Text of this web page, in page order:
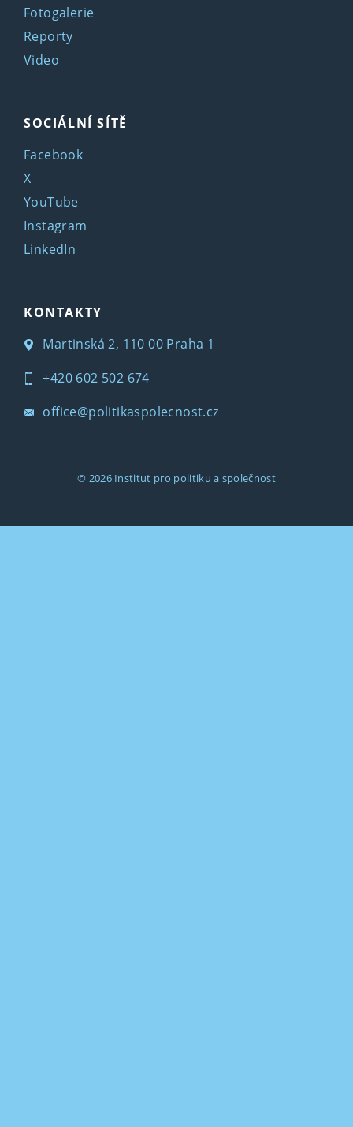
Fotogalerie
Reporty
Video
SOCIÁLNÍ SÍTĚ
Facebook
X
YouTube
Instagram
LinkedIn
KONTAKTY
Martinská 2, 110 00 Praha 1
+420 602 502 674
office@politikaspolecnost.cz
© 2026 Institut pro politiku a společnost